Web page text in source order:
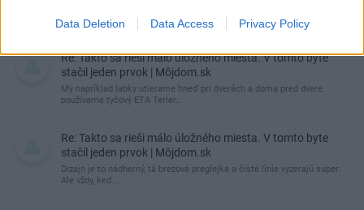
Data Deletion Data Access Privacy Policy
Re: Takto sa rieši málo úložného miesta. V tomto byte
stačil jeden prvok | Môjdom.sk
My napríklad labky utierame hneď pri dverách a doma pred dvere
používame tyčový ETA Terier…
Re: Takto sa rieši málo úložného miesta. V tomto byte
stačil jeden prvok | Môjdom.sk
Dizajn je to nádherný, tá brezová preglejka a čisté línie vyzerajú super.
Ale vždy, keď…